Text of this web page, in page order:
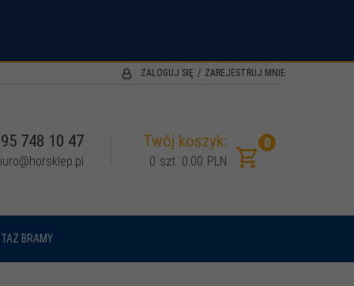
ZALOGUJ SIĘ ZAREJESTRUJ MNIE
95 748 10 47 Twój koszyk: 0
0 szt. 0.00 PLN
BRAMY